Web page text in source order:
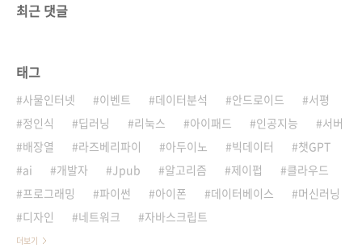
최근 댓글
태그
사물인터넷 이벤트 데이터분석 안드로이드
서평
정인식
딥러닝 리눅스 아이패드 인공지능
서버
배장열
라즈베리파이 아두이노 빅데이터
챗GPT
ai
개발자 Jpub 알고리즘 제이펍
클라우드
프로그래밍
파이썬 아이폰 데이터베이스
머신러닝
디자인
네트워크 자바스크립트
더보기